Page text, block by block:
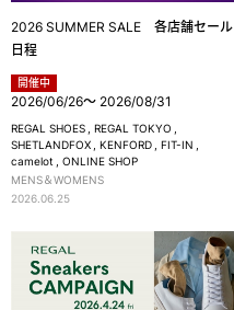
2026 SUMMER SALE 各店舗セール
日程
開催中
2026/06/26～ 2026/08/31
REGAL SHOES
REGAL TOKYO
SHETLANDFOX
KENFORD
FIT-IN
camelot
ONLINE SHOP
MENS＆WOMENS
2026.06.25